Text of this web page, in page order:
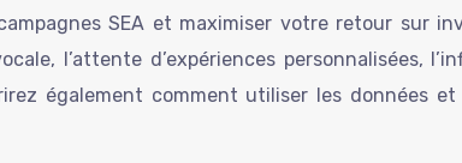
SEA et maximiser votre retour sur
l’attente d’expériences personnalisées,
également comment utiliser les données